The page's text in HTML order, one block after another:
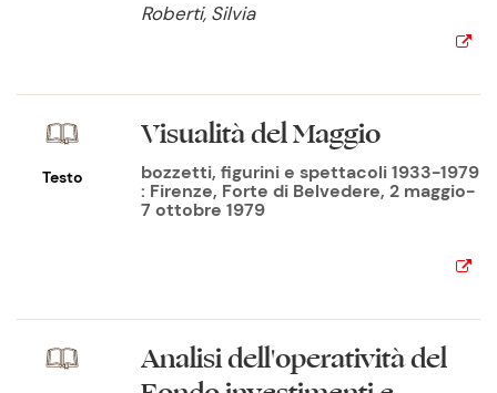
Roberti, Silvia
Testo
Visualità del Maggio
bozzetti, figurini e spettacoli 1933-1979
: Firenze, Forte di Belvedere, 2 maggio-
7 ottobre 1979
Analisi dell'operatività del